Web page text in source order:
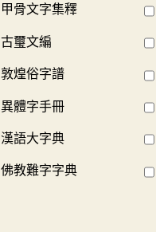
甲骨文字集釋
古璽文編
敦煌俗字譜
異體字手冊
漢語大字典
佛教難字字典